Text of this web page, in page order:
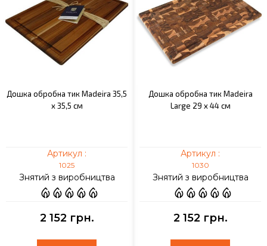
Дошка обробна тик Madeira 35,5
x 35,5 см
Артикул :
1025
Знятий з виробництва
2 152 грн.
Дошка обробна тик Madeira
Large 29 x 44 см
Артикул :
1030
Знятий з виробництва
2 152 грн.